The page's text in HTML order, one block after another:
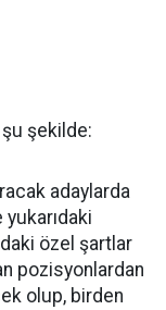
şekilde:
adaylarda
özel şartlar
pozisyonlardan
olup, birden